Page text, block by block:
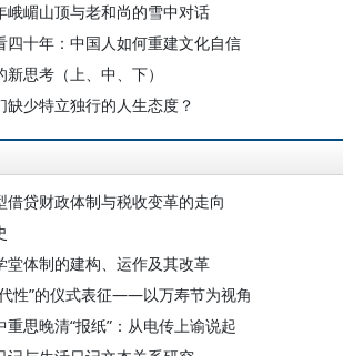
峨嵋山顶与老和尚的雪中对话
四十年：中国人如何重建文化自信
思考（上、中、下）
少特立独行的人生态度？
借贷财政体制与税收变革的走向
堂体制的建构、运作及其改革
性”的仪式表征——以万寿节为视角
思晚清“报纸”：从电传上谕说起